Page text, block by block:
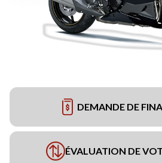
DEMANDE DE
ÉVALUATION DE